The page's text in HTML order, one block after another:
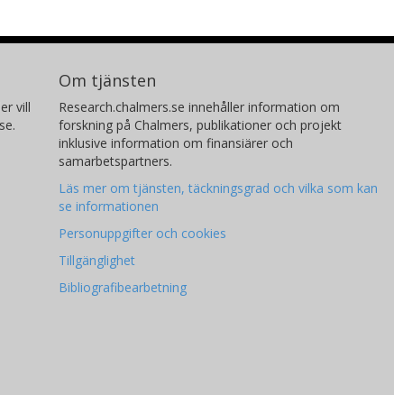
vill
Om tjänsten
Research.chalmers.se innehåller information om
forskning på Chalmers, publikationer och projekt
inklusive information om finansiärer och
samarbetspartners.
Läs mer om tjänsten, täckningsgrad och vilka som kan
se informationen
Personuppgifter och cookies
Tillgänglighet
Bibliografibearbetning